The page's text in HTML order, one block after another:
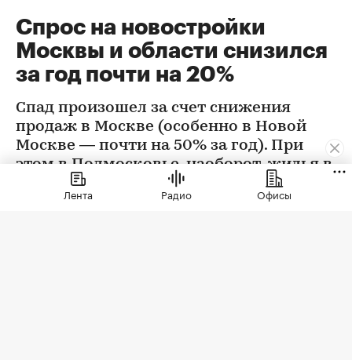
Спрос на новостройки
Москвы и области снизился
за год почти на 20%
Спад произошел за счет снижения
продаж в Москве (особенно в Новой
Москве — почти на 50% за год). При
этом в Подмосковье, наоборот, жилья в
новостройках стали покупать больше
Лента Радио Офисы